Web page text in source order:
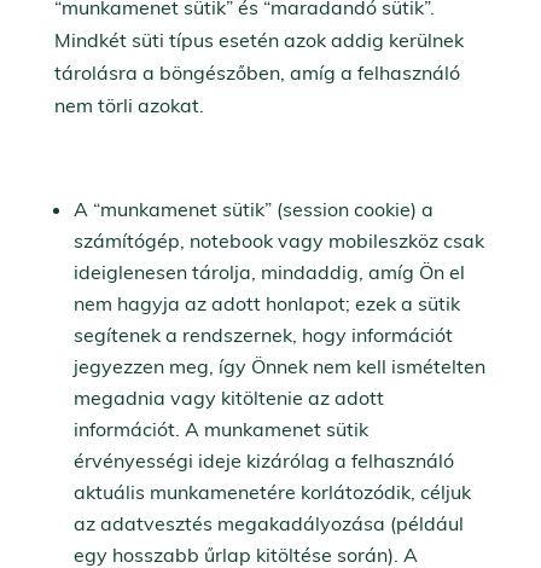
“munkamenet sütik” és “maradandó sütik”.
Mindkét süti típus esetén azok addig kerülnek
tárolásra a böngészőben, amíg a felhasználó
nem törli azokat.
A “munkamenet sütik” (session cookie) a
számítógép, notebook vagy mobileszköz csak
ideiglenesen tárolja, mindaddig, amíg Ön el
nem hagyja az adott honlapot; ezek a sütik
segítenek a rendszernek, hogy információt
jegyezzen meg, így Önnek nem kell ismételten
megadnia vagy kitöltenie az adott
információt. A munkamenet sütik
érvényességi ideje kizárólag a felhasználó
aktuális munkamenetére korlátozódik, céljuk
az adatvesztés megakadályozása (például
egy hosszabb űrlap kitöltése során). A